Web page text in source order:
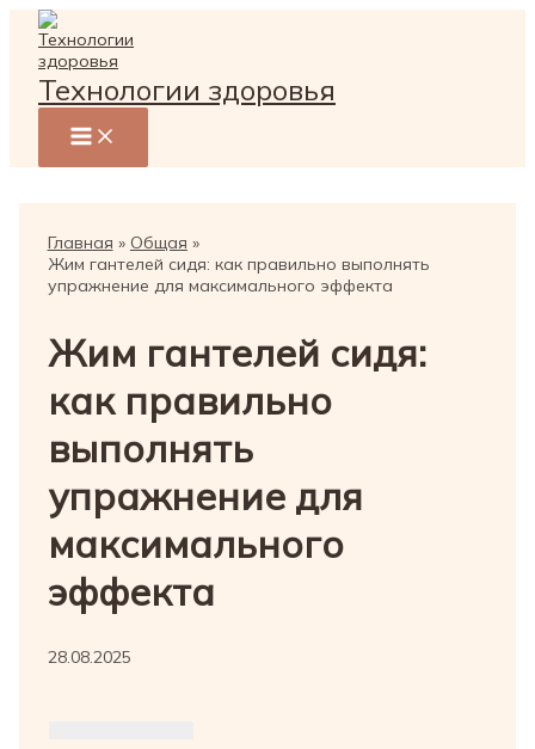
Перейти
содержимому
Технологии здоровья
Главная
Общая
Жим гантелей сидя: как правильно выполнять
упражнение для максимального эффекта
Жим гантелей сидя:
как правильно
выполнять
упражнение для
максимального
эффекта
28.08.2025